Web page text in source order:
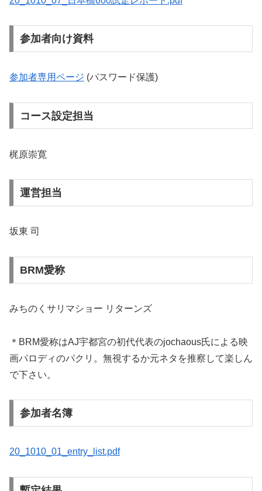
参加者向け資料
参加者専用ページ (パスワード保護)
コース設定担当
梶原崇寛
運営担当
坂東 司
BRM愛称
みちのくサリマショー リターンズ
＊BRM愛称はAJ宇都宮の初代代表のjochaous氏による映
画パロディのパクリ。無視するか元ネタを推察して楽しん
で下さい。
参加者名簿
20_1010_01_entry_list.pdf